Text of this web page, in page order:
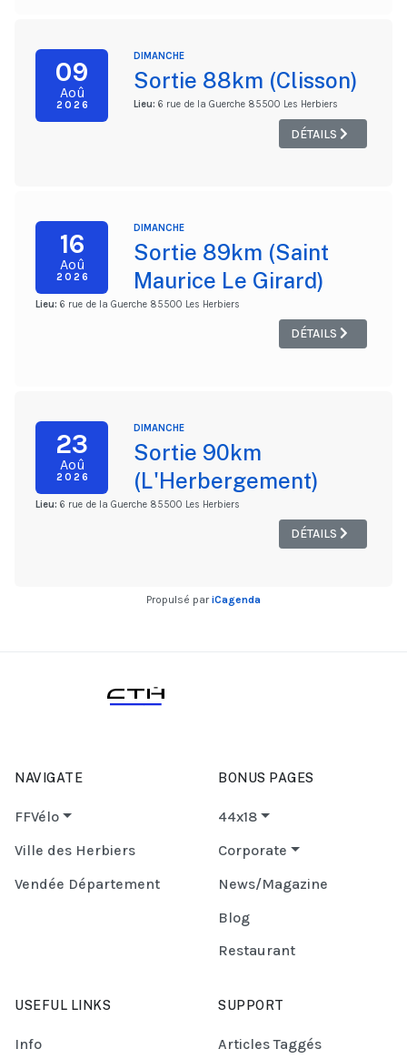
09
Aoû
2026
DIMANCHE
Sortie 88km (Clisson)
Lieu: 6 rue de la Guerche 85500 Les Herbiers
DÉTAILS
16
Aoû
2026
DIMANCHE
Sortie 89km (Saint
Maurice Le Girard)
Lieu: 6 rue de la Guerche 85500 Les Herbiers
DÉTAILS
23
Aoû
2026
DIMANCHE
Sortie 90km
(L'Herbergement)
Lieu: 6 rue de la Guerche 85500 Les Herbiers
DÉTAILS
Propulsé pariCagenda
NAVIGATE
FFVélo
Ville des Herbiers
Vendée Département
BONUS PAGES
44x18
Corporate
News/Magazine
Blog
Restaurant
USEFUL LINKS
Info
SUPPORT
Articles Taggés